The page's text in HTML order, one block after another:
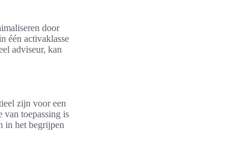
door
één activaklasse
adviseur, kan
zijn voor een
van toepassing is
in het begrijpen